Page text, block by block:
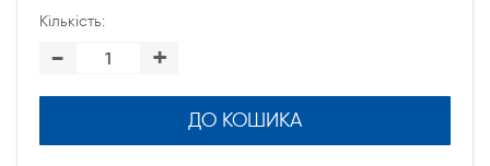
Кількість:
- +
ДО КОШИКА